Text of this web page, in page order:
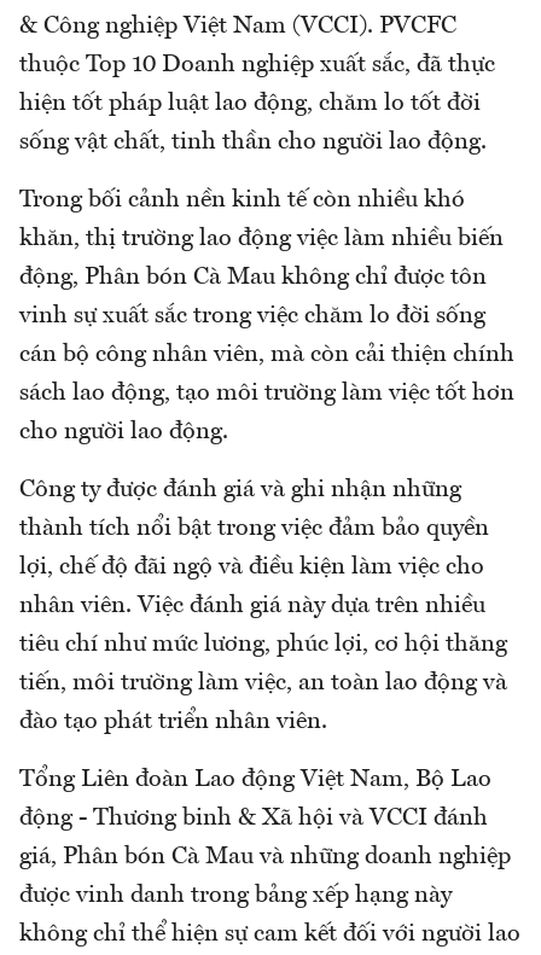
& Công nghiệp Việt Nam (VCCI). PVCFC
thuộc Top 10 Doanh nghiệp xuất sắc, đã thực
hiện tốt pháp luật lao động, chăm lo tốt đời
sống vật chất, tinh thần cho người lao động.
Trong bối cảnh nền kinh tế còn nhiều khó
khăn, thị trường lao động việc làm nhiều biến
động, Phân bón Cà Mau không chỉ được tôn
vinh sự xuất sắc trong việc chăm lo đời sống
cán bộ công nhân viên, mà còn cải thiện chính
sách lao động, tạo môi trường làm việc tốt hơn
cho người lao động.
Công ty được đánh giá và ghi nhận những
thành tích nổi bật trong việc đảm bảo quyền
lợi, chế độ đãi ngộ và điều kiện làm việc cho
nhân viên. Việc đánh giá này dựa trên nhiều
tiêu chí như mức lương, phúc lợi, cơ hội thăng
tiến, môi trường làm việc, an toàn lao động và
đào tạo phát triển nhân viên.
Tổng Liên đoàn Lao động Việt Nam, Bộ Lao
động - Thương binh & Xã hội và VCCI đánh
giá, Phân bón Cà Mau và những doanh nghiệp
được vinh danh trong bảng xếp hạng này
không chỉ thể hiện sự cam kết đối với người lao